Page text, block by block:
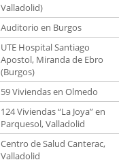
Valladolid)
Auditorio en Burgos
UTE Hospital Santiago
Apostol, Miranda de Ebro
(Burgos)
59 Viviendas en Olmedo
124 Viviendas “La Joya” en
Parquesol, Valladolid
Centro de Salud Canterac,
Valladolid